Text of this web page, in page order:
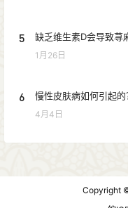
5 缺乏维生素D会导致荨
1月26日
6 慢性皮肤病如何引起的
4月4日
Copyright